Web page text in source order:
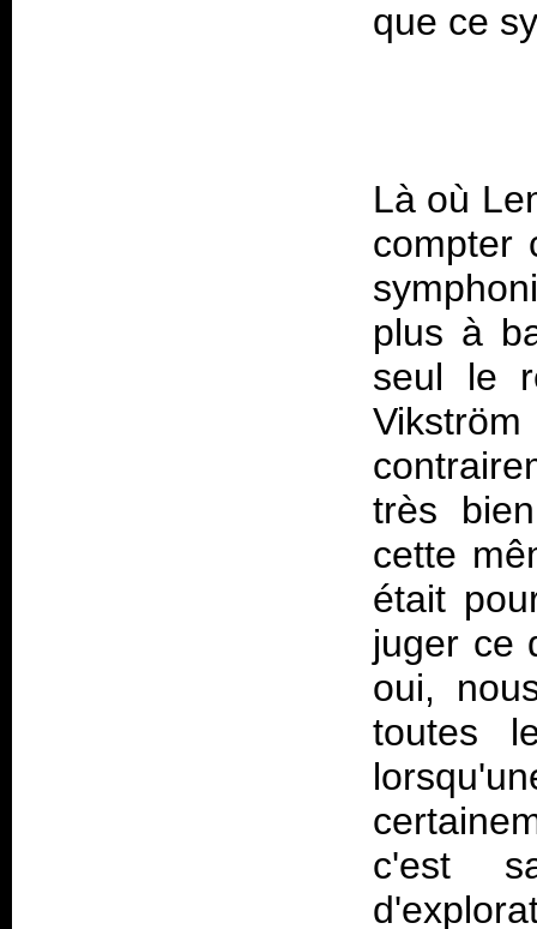
Là où
compter
plus à
seul le
très
cette
était
juger ce
oui,
toutes
c'est